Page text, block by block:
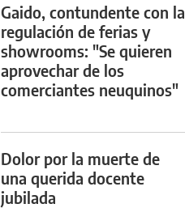
Gaido, contundente con la
regulación de ferias y
showrooms: "Se quieren
aprovechar de los
comerciantes neuquinos"
Dolor por la muerte de
una querida docente
jubilada